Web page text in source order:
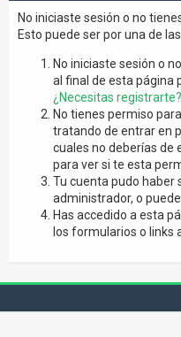
No iniciaste sesión o no
Esto puede ser por una de
No iniciaste sesión o
al final de esta página
¿Necesitas registrarte?
No tienes permiso
tratando de entrar en
cuales no deberías de
para ver si te esta
Tu cuenta pudo haber
administrador, o
Has accedido a esta
los formularios o links